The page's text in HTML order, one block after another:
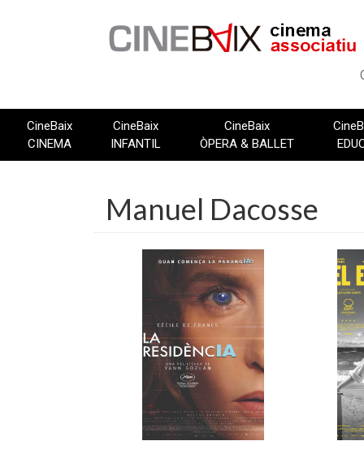
CineBaix
CINEMA
CineBaix
INFANTIL
CineBaix
ÒPERA & BALLET
Manuel Dacosse